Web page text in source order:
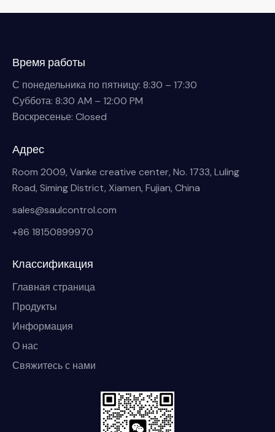
Время работы
С понедельника по пятницу: 8:30 – 17:30
Суббота: 8:30 AM – 12:00 PM
Воскресенье: Closed
Адрес
Room 2009, Vanke creative center, No. 1733, Luling
Road, Siming District, Xiamen, Fujian, China
sales@saulcontrol.com
+86 18150899970
Классификация
Главная страница
Продукты
Информация
О нас
Свяжитесь с нами